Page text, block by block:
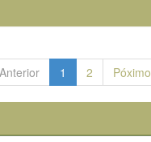
Anterior 1 2 Póximo